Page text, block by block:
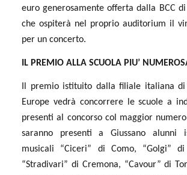
euro generosamente offerta dalla BCC
che ospiterà nel proprio auditorium il
per un concerto.
IL PREMIO ALLA SCUOLA PIU’
Il premio istituito dalla filiale italiana di
Europe vedrà concorrere le scuole a
presenti al concorso col maggior
saranno presenti a Giussano alunni
musicali “Ciceri” di Como, “Golgi”
“Stradivari” di Cremona, “Cavour” di